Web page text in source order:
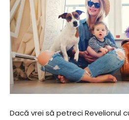
Dacă vrei să petreci Revelionul